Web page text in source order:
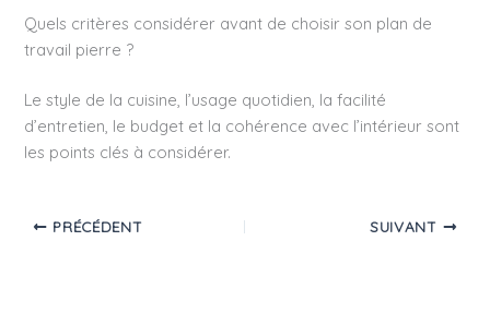
Quels critères considérer avant de choisir son plan de
travail pierre ?
Le style de la cuisine, l’usage quotidien, la facilité
d’entretien, le budget et la cohérence avec l’intérieur sont
les points clés à considérer.
PRÉCÉDENT SUIVANT